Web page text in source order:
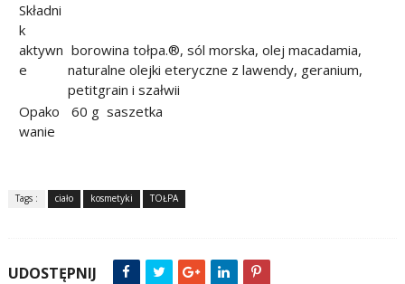
Składni
k
aktywn
e
borowina tołpa.®, sól morska, olej macadamia,
naturalne olejki eteryczne z lawendy, geranium,
petitgrain i szałwii
Opako
wanie
60 g saszetka
Tags : ciało kosmetyki TOŁPA
UDOSTĘPNIJ